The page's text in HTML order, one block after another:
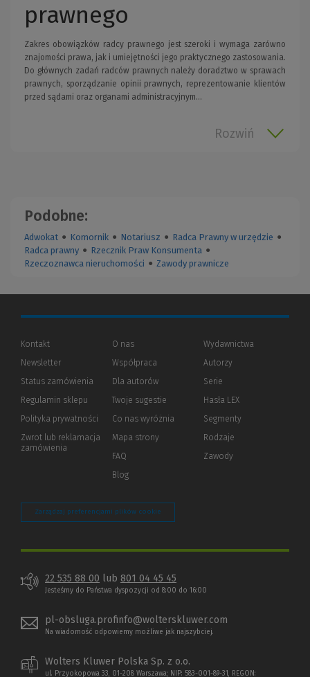
prawnego
Zakres obowiązków radcy prawnego jest szeroki i wymaga zarówno
znajomości prawa, jak i umiejętności jego praktycznego zastosowania.
Do głównych zadań radców prawnych należy doradztwo w sprawach
prawnych, sporządzanie opinii prawnych, reprezentowanie klientów
przed sądami oraz organami administracyjnym...
Rozwiń
Podobne:
Adwokat ● Komornik ● Notariusz ● Radca Prawny w urzędzie ●
Radca prawny ● Rzecznik Praw Konsumenta ●
Rzeczoznawca nieruchomości ● Zawody prawnicze
Kontakt
Newsletter
Status zamówienia
Regulamin sklepu
Polityka prywatności (Nowe
(Link
innej
Zwrot lub reklamacja
zamówienia
O nas
Współpraca
Dla autorów(Nowe
(Link
innej
Twoje sugestie
Co nas wyróżnia
Mapa strony
FAQ
Blog
Wydawnictwa
Autorzy
Serie
Hasła LEX
Segmenty
Rodzaje
Zawody
Zarządzaj preferencjami plików cookie
22 535 88 00 lub 801 04 45 45
Jesteśmy do Państwa dyspozycji od 8:00 do 16:00
pl-obsluga.profinfo@wolterskluwer.com
Na wiadomość odpowiemy możliwe jak najszybciej.
Wolters Kluwer Polska Sp. z o.o.
ul. Przyokopowa 33, 01-208 Warszawa; NIP: 583-001-89-31, REGON: